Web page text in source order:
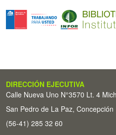
DIRECCIÓN EJECUTIVA
Calle Nueva Uno N°3570 Lt. 4
San Pedro de La Paz, Concepción
(56-41) 285 32 60